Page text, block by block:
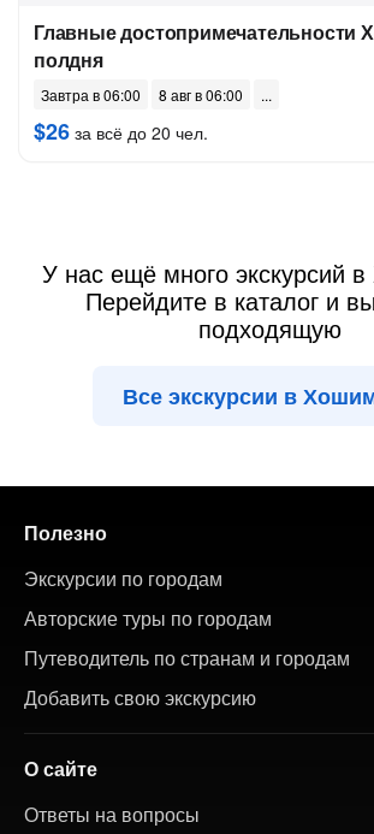
Главные достопримечательности
полдня
Завтра в 06:00 8 авг в 06:00
$26 за всё до 20 чел.
У нас ещё много экскурсий
Перейдите в каталог и
подходящую
Все экскурсии в
Полезно
Экскурсии по городам
Авторские туры по городам
Путеводитель по странам и городам
Добавить свою экскурсию
О сайте
Ответы на вопросы